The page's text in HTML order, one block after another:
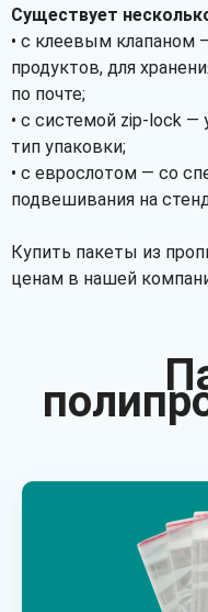
Существует
• с клеевым клапаном
продуктов, для
по почте;
• с системой zip-lock
тип упаковки;
• с еврослотом — со
подвешивания на
Купить пакеты из
ценам в нашей